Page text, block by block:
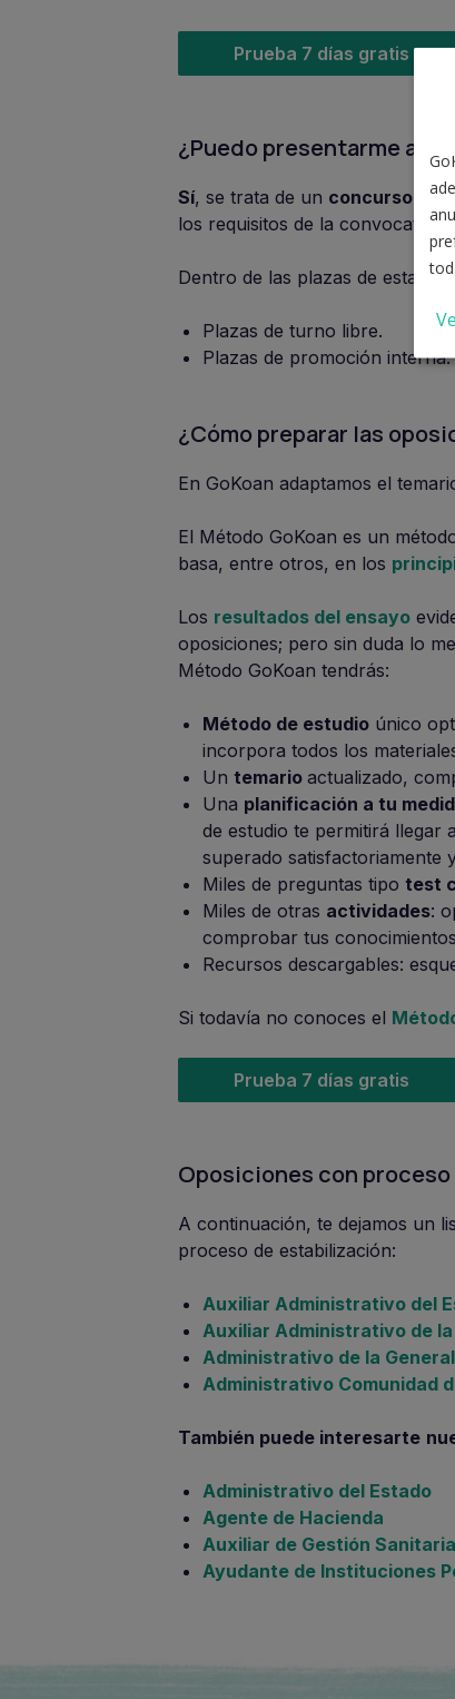
Prueba 7 días gratis
¿Puedo presentarme a la
Sí, se trata de un concurso-
los requisitos de la convocatoria.
Dentro de las plazas de
Plazas de turno libre.
Plazas de promoción interna.
¿Cómo preparar las
En GoKoan adaptamos el
El Método GoKoan es un
basa, entre otros, en los
Los resultados del ensayo
oposiciones; pero sin duda lo
Método GoKoan tendrás:
Método de estudio único
incorpora todos los
Un temario actualizado,
Una planificación a tu
de estudio te permitirá llegar
superado satisfactoriamente
Miles de preguntas tipo test
Miles de otras actividades:
comprobar tus
Recursos descargables:
Si todavía no conoces el
Prueba 7 días gratis
Oposiciones con
A continuación, te dejamos un
proceso de estabilización:
Auxiliar Administrativo del
Auxiliar Administrativo de
Administrativo de la
Administrativo Comunidad
También puede interesarte
Administrativo del Estado
Agente de Hacienda
Auxiliar de Gestión
Ayudante de Instituciones